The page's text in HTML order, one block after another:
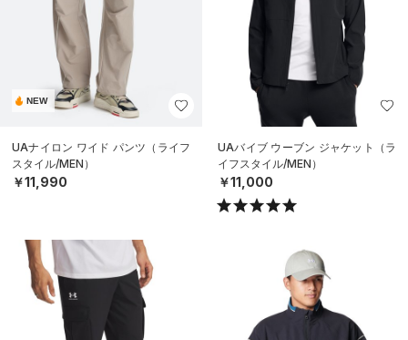
NEW
UAナイロン ワイド パンツ（ライフ
スタイル/MEN）
￥11,990
UAバイブ ウーブン ジャケット（ラ
イフスタイル/MEN）
￥11,000